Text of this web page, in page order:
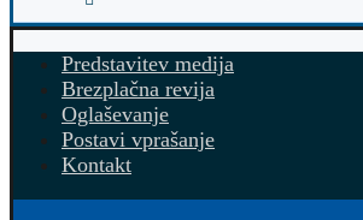
Predstavitev medija
Brezplačna revija
Oglaševanje
Postavi vprašanje
Kontakt